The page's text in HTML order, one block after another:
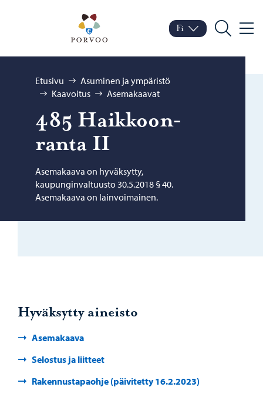
Porvoo – Siirry
Vaihda kieltä
Nykyinen kieli: Suomi
Fi
Hae
Selaa:
Etusivu
Asuminen ja ympäristö
Kaavoitus
Asemakaavat
485 Haik­koon­
ran­ta II
Asemakaava on hyväksytty,
kaupunginvaltuusto 30.5.2018 § 40.
Asemakaava on lainvoimainen.
Hyväksytty aineisto
Asemakaava
Selostus ja liitteet
Rakennustapaohje (päivitetty 16.2.2023)